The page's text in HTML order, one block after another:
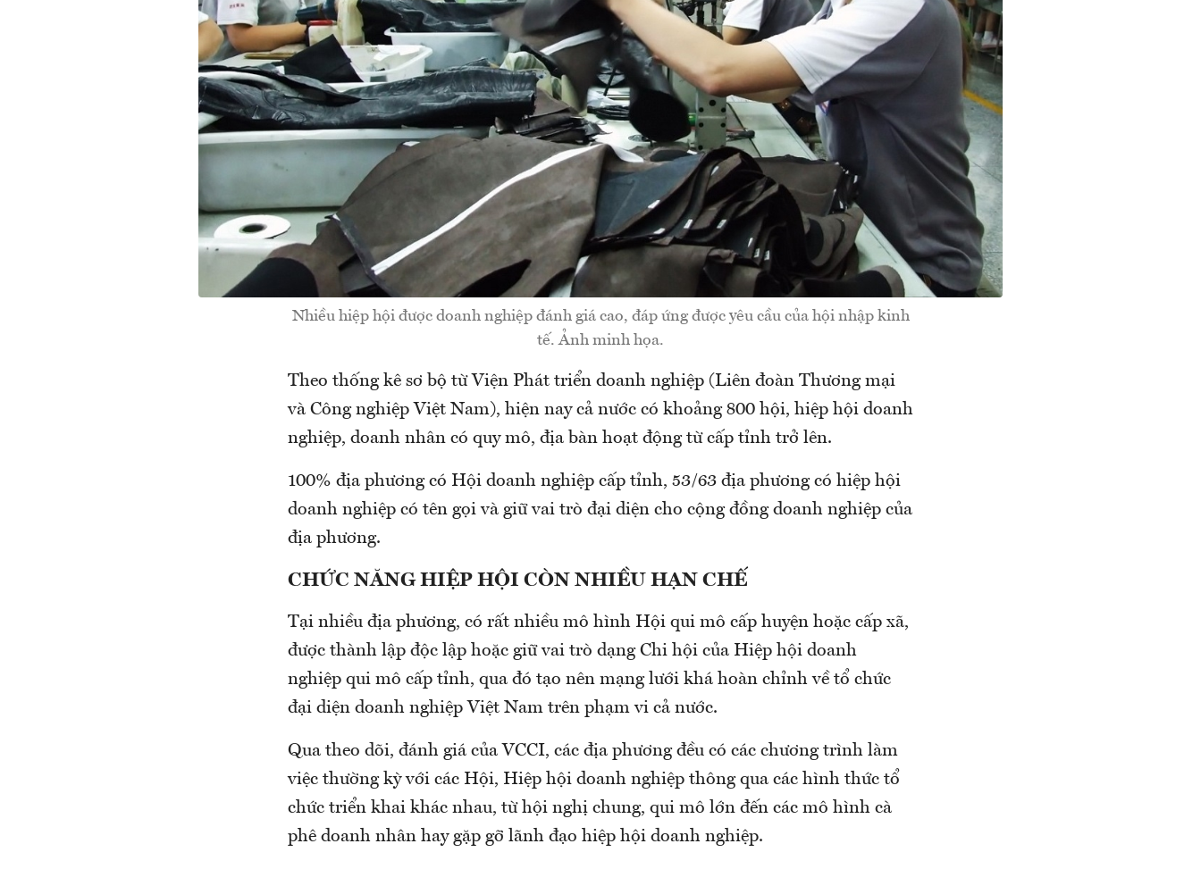
Nhiều hiệp hội được doanh nghiệp đánh giá cao, đáp ứng được yêu cầu của hội nhập kinh
tế. Ảnh minh họa.
Theo thống kê sơ bộ từ Viện Phát triển doanh nghiệp (Liên đoàn Thương mại
và Công nghiệp Việt Nam), hiện nay cả nước có khoảng 800 hội, hiệp hội doanh
nghiệp, doanh nhân có quy mô, địa bàn hoạt động từ cấp tỉnh trở lên.
100% địa phương có Hội doanh nghiệp cấp tỉnh, 53/63 địa phương có hiệp hội
doanh nghiệp có tên gọi và giữ vai trò đại diện cho cộng đồng doanh nghiệp của
địa phương.
CHỨC NĂNG HIỆP HỘI CÒN NHIỀU HẠN CHẾ
Tại nhiều địa phương, có rất nhiều mô hình Hội qui mô cấp huyện hoặc cấp xã,
được thành lập độc lập hoặc giữ vai trò dạng Chi hội của Hiệp hội doanh
nghiệp qui mô cấp tỉnh, qua đó tạo nên mạng lưới khá hoàn chỉnh về tổ chức
đại diện doanh nghiệp Việt Nam trên phạm vi cả nước.
Qua theo dõi, đánh giá của VCCI, các địa phương đều có các chương trình làm
việc thường kỳ với các Hội, Hiệp hội doanh nghiệp thông qua các hình thức tổ
chức triển khai khác nhau, từ hội nghị chung, qui mô lớn đến các mô hình cà
phê doanh nhân hay gặp gỡ lãnh đạo hiệp hội doanh nghiệp.